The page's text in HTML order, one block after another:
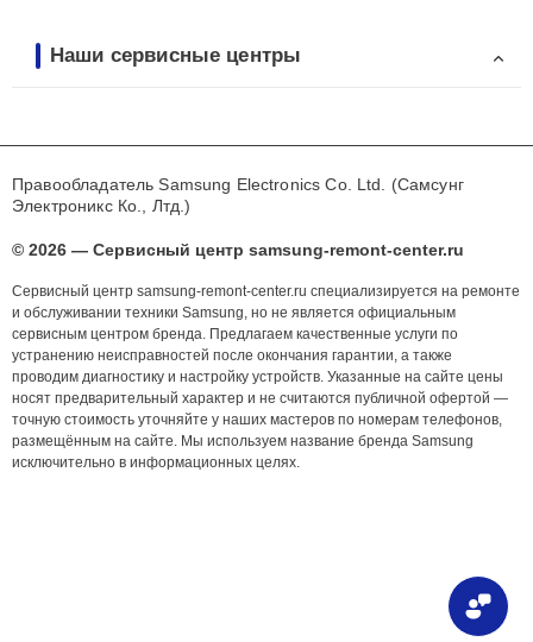
Наши сервисные центры
Правообладатель Samsung Electronics Co. Ltd. (Самсунг
Электроникс Ко., Лтд.)
© 2026 — Сервисный центр samsung-remont-center.ru
Сервисный центр samsung-remont-center.ru специализируется на ремонте
и обслуживании техники Samsung, но не является официальным
сервисным центром бренда. Предлагаем качественные услуги по
устранению неисправностей после окончания гарантии, а также
проводим диагностику и настройку устройств. Указанные на сайте цены
носят предварительный характер и не считаются публичной офертой —
точную стоимость уточняйте у наших мастеров по номерам телефонов,
размещённым на сайте. Мы используем название бренда Samsung
исключительно в информационных целях.